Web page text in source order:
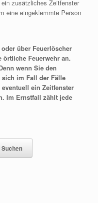
zusätzliches Zeitfenster
eine eingeklemmte Person
über Feuerlöscher
örtliche Feuerwehr an.
wenn Sie den
sich im Fall der Fälle
ein Zeitfenster
Im Ernstfall zählt jede
Suchen